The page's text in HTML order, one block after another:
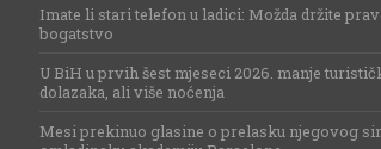
Imate li stari telefon u ladici: Možda držite
bogatstvo
U BiH u prvih šest mjeseci 2026. manje
dolazaka, ali više noćenja
Mesi prekinuo glasine o prelasku njegovog